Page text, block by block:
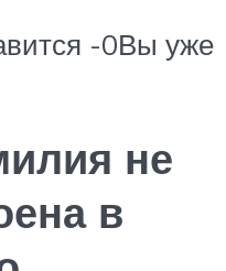
-0Вы уже
не
в